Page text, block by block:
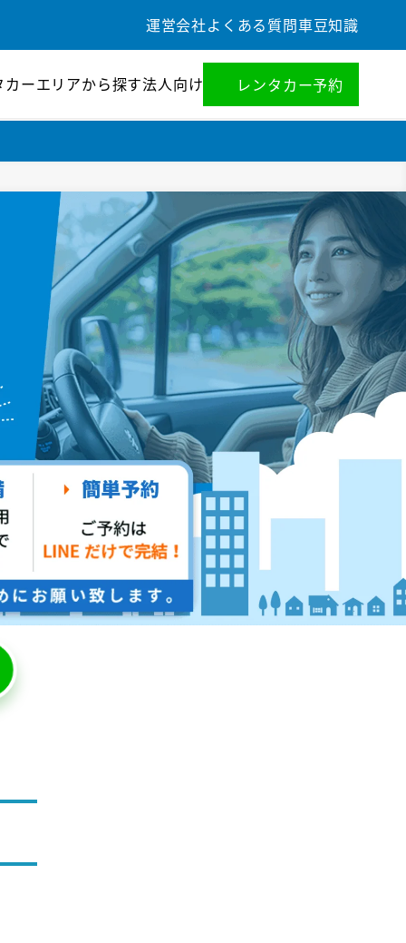
運営会社よくある質問車豆知識
カーエリアから探す法人向け レンタカー予約